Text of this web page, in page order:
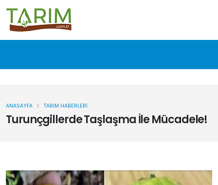
Turunçgillerde Taşlaşma İle Mücadele!
ANASAYFA TARIM HABERLERI